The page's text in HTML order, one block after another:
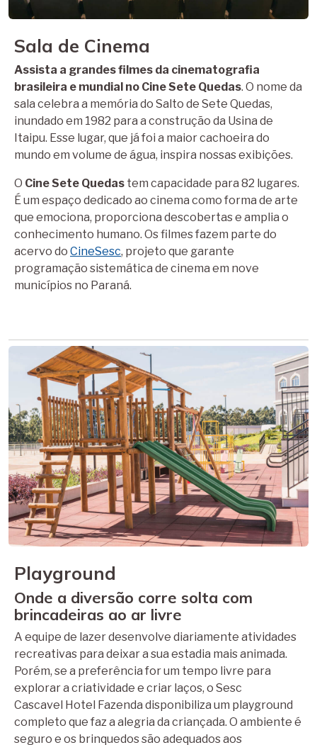
Sala de Cinema
Assista a grandes filmes da cinematografia
brasileira e mundial no Cine Sete Quedas. O nome da
sala celebra a memória do Salto de Sete Quedas,
inundado em 1982 para a construção da Usina de
Itaipu. Esse lugar, que já foi a maior cachoeira do
mundo em volume de água, inspira nossas exibições.
O Cine Sete Quedas tem capacidade para 82 lugares.
É um espaço dedicado ao cinema como forma de arte
que emociona, proporciona descobertas e amplia o
conhecimento humano. Os filmes fazem parte do
acervo do CineSesc, projeto que garante
programação sistemática de cinema em nove
municípios no Paraná.
Playground
Onde a diversão corre solta com
brincadeiras ao ar livre
A equipe de lazer desenvolve diariamente atividades
recreativas para deixar a sua estadia mais animada.
Porém, se a preferência for um tempo livre para
explorar a criatividade e criar laços, o Sesc
Cascavel Hotel Fazenda disponibiliza um playground
completo que faz a alegria da criançada. O ambiente é
seguro e os brinquedos são adequados aos